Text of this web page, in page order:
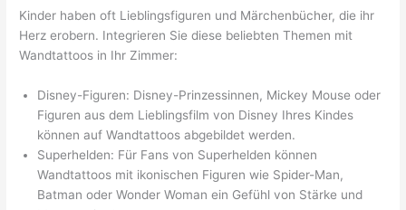
Kinder haben oft Lieblingsfiguren und Märchenbücher, die ihr
Herz erobern. Integrieren Sie diese beliebten Themen mit
Wandtattoos in Ihr Zimmer:
Disney-Figuren: Disney-Prinzessinnen, Mickey Mouse oder
Figuren aus dem Lieblingsfilm von Disney Ihres Kindes
können auf Wandtattoos abgebildet werden.
Superhelden: Für Fans von Superhelden können
Wandtattoos mit ikonischen Figuren wie Spider-Man,
Batman oder Wonder Woman ein Gefühl von Stärke und